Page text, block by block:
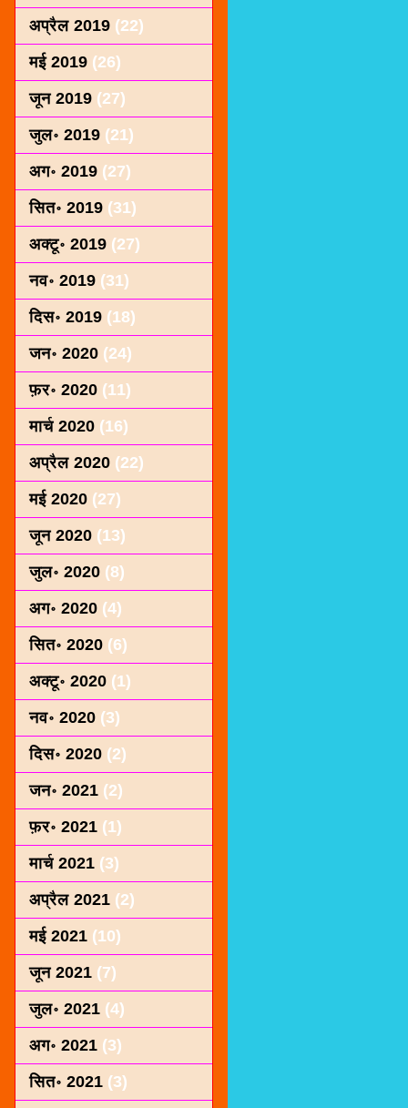
अप्रैल 2019 (22)
मई 2019 (26)
जून 2019 (27)
जुल॰ 2019 (21)
अग॰ 2019 (27)
सित॰ 2019 (31)
अक्टू॰ 2019 (27)
नव॰ 2019 (31)
दिस॰ 2019 (18)
जन॰ 2020 (24)
फ़र॰ 2020 (11)
मार्च 2020 (16)
अप्रैल 2020 (22)
मई 2020 (27)
जून 2020 (13)
जुल॰ 2020 (8)
अग॰ 2020 (4)
सित॰ 2020 (6)
अक्टू॰ 2020 (1)
नव॰ 2020 (3)
दिस॰ 2020 (2)
जन॰ 2021 (2)
फ़र॰ 2021 (1)
मार्च 2021 (3)
अप्रैल 2021 (2)
मई 2021 (10)
जून 2021 (7)
जुल॰ 2021 (4)
अग॰ 2021 (3)
सित॰ 2021 (3)